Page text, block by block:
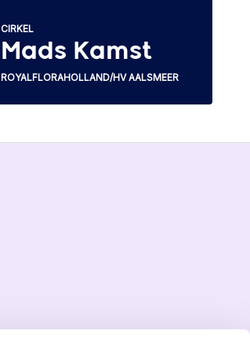
CIRKEL
Mads Kamst
ROYALFLORAHOLLAND/HV AALSMEER